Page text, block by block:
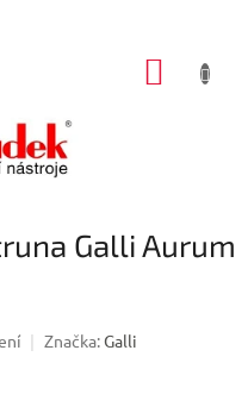
Galli Aurum
Značka:Galli